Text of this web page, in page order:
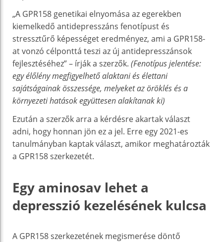
„A GPR158 genetikai elnyomása az egerekben
kiemelkedő antidepresszáns fenotípust és
stressztűrő képességet eredményez, ami a GPR158-
at vonzó célponttá teszi az új antidepresszánsok
fejlesztéséhez” – írják a szerzők. (Fenotípus jelentése:
egy élőlény megfigyelhető alaktani és élettani
sajátságainak összessége, melyeket az öröklés és a
környezeti hatások együttesen alakítanak ki)
Ezután a szerzők arra a kérdésre akartak választ
adni, hogy honnan jön ez a jel. Erre egy 2021-es
tanulmányban kaptak választ, amikor meghatározták
a GPR158 szerkezetét.
Egy aminosav lehet a
depresszió kezelésének kulcsa
A GPR158 szerkezetének megismerése döntő